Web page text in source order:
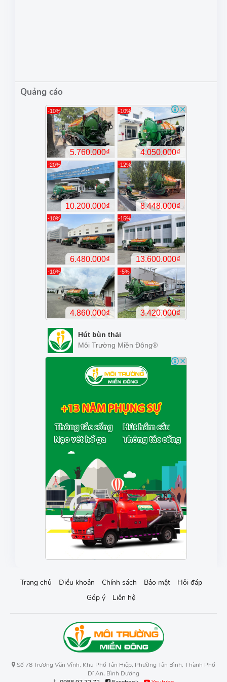
Hút bùn thải
Môi Trường Miền Đông®
Trang chủ Điều khoản Chính sách Bảo mật
Hỏi đáp
Góp ý
Liên hệ
Số 78 Trương Văn Vĩnh, Khu Phố Tân Hiệp, Phường Tân Bình, Thành Phố
Dĩ An, Bình Dương